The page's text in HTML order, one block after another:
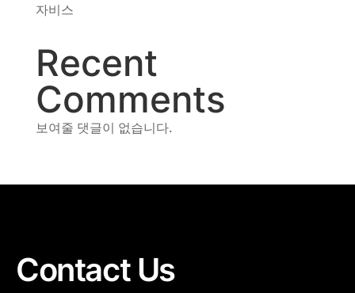
자비스
Recent
Comments
보여줄 댓글이 없습니다.
Contact Us